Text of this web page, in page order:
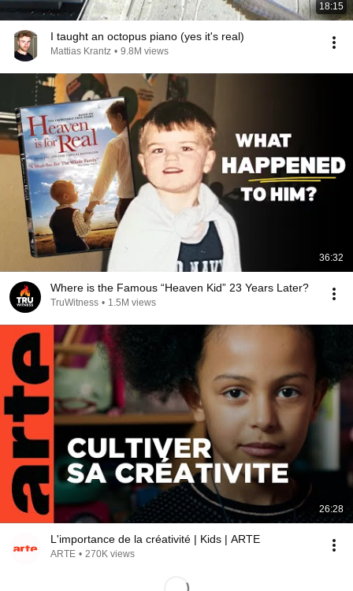
18:15
I taught an octopus piano (yes it's real)
Mattias Krantz • 9.8M views
36:32
Where is the Famous “Heaven Kid” 23 Years Later?
TruWitness • 1.5M views
26:28
L'importance de la créativité | Kids | ARTE
ARTE • 270K views